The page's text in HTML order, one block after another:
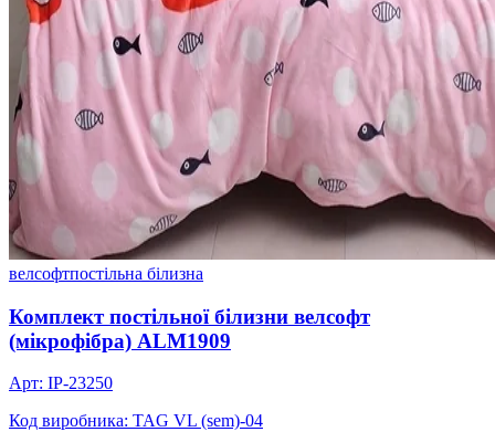
велсофтпостільна білизна
Комплект постільної білизни велсофт
(мікрофібра) ALM1909
Арт: IP-23250
Код виробника: TAG VL (sem)-04